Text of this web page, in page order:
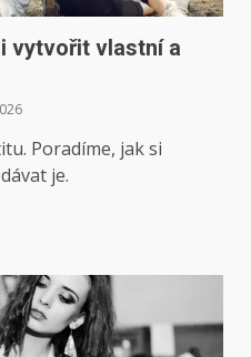
vytvořit vlastní a
Poradíme, jak si
je.